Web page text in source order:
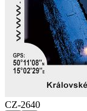
CZ-2640